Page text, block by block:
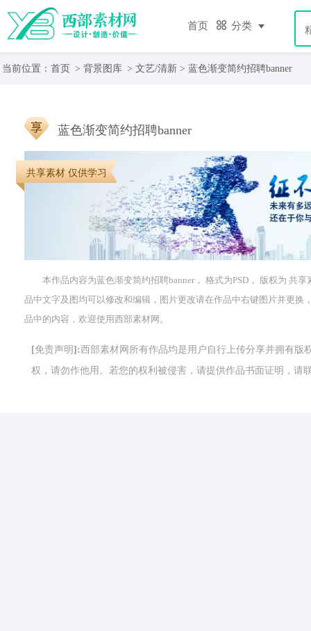
首页 分类
当前位置： 首页 > 背景图库 > 文艺/清新 > 蓝色渐变简约招聘banner
共享素材 仅供学习
蓝色渐变简约招聘banner
本作品内容为蓝色渐变简约招聘banner， 格式为PSD， 版权为 共
品中文字及图均可以修改和编辑，图片更改请在作品中右键图片并更
品中的内容，欢迎使用西部素材网。
[免责声明]:西部素材网所有作品均是用户自行上传分享并拥有版
权，请勿作他用。若您的权利被侵害，请提供作品书面证明，请